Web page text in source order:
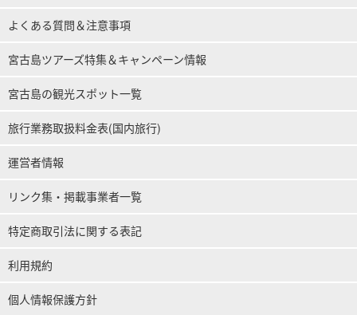
よくある質問＆注意事項
宮古島ツアーズ特集＆キャンペーン情報
宮古島の観光スポット一覧
旅行業務取扱料金表(国内旅行)
運営者情報
リンク集・掲載事業者一覧
特定商取引法に関する表記
利用規約
個人情報保護方針